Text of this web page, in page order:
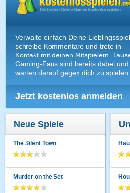
Verwalte einfach Deine
schreibe Kommentare und trete in
Kontakt mit deinen Mitspielern.
Gaming-Fans sind bereits dabei und
warten darauf gegen dich zu spielen.
Jetzt kostenlos anmelden
Neue Spiele
The Silent Town
Murder on the Set